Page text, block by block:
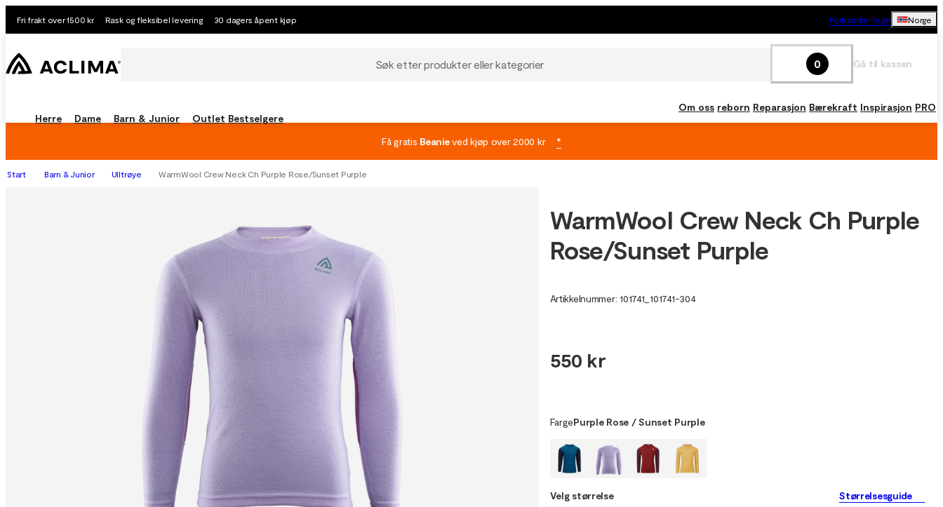
Fri frakt over 1500 kr Rask og fleksibel levering 30 dagers åpent kjøp Forhandler login Norge
Søk etter produkter eller kategorier 0 Gå til kassen
Herre Dame Barn & Junior Outlet Bestselgere
Om oss reborn Reparasjon Bærekraft Inspirasjon PRO
Få gratis Beanieved kjøp over 2000 kr *
Start Barn & Junior Ulltrøye WarmWool Crew Neck Ch Purple Rose/Sunset Purple
WarmWool Crew Neck Ch Purple
Rose/Sunset Purple
Artikkelnummer: 101741 101741-304
550 kr
FargePurple Rose / Sunset Purple
Velg størrelse Størrelsesguide